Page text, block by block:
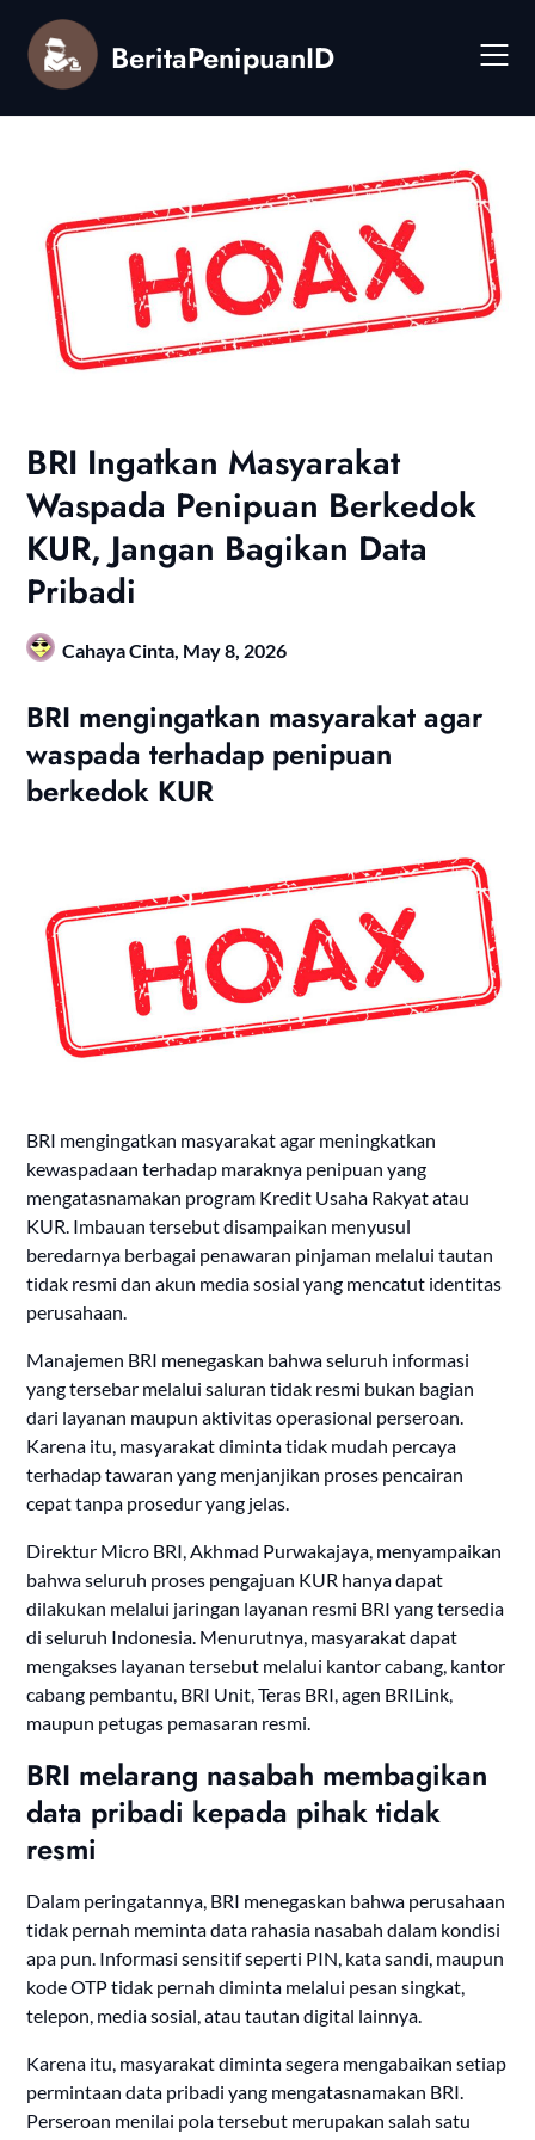
content
BeritaPenipuanID
BRI Ingatkan Masyarakat
Waspada Penipuan Berkedok
KUR, Jangan Bagikan Data
Pribadi
Cahaya Cinta, May 8, 2026
BRI mengingatkan masyarakat agar
waspada terhadap penipuan
berkedok KUR
BRI mengingatkan masyarakat agar meningkatkan
kewaspadaan terhadap maraknya penipuan yang
mengatasnamakan program Kredit Usaha Rakyat atau
KUR. Imbauan tersebut disampaikan menyusul
beredarnya berbagai penawaran pinjaman melalui tautan
tidak resmi dan akun media sosial yang mencatut identitas
perusahaan.
Manajemen BRI menegaskan bahwa seluruh informasi
yang tersebar melalui saluran tidak resmi bukan bagian
dari layanan maupun aktivitas operasional perseroan.
Karena itu, masyarakat diminta tidak mudah percaya
terhadap tawaran yang menjanjikan proses pencairan
cepat tanpa prosedur yang jelas.
Direktur Micro BRI, Akhmad Purwakajaya, menyampaikan
bahwa seluruh proses pengajuan KUR hanya dapat
dilakukan melalui jaringan layanan resmi BRI yang tersedia
di seluruh Indonesia. Menurutnya, masyarakat dapat
mengakses layanan tersebut melalui kantor cabang, kantor
cabang pembantu, BRI Unit, Teras BRI, agen BRILink,
maupun petugas pemasaran resmi.
BRI melarang nasabah membagikan
data pribadi kepada pihak tidak
resmi
Dalam peringatannya, BRI menegaskan bahwa perusahaan
tidak pernah meminta data rahasia nasabah dalam kondisi
apa pun. Informasi sensitif seperti PIN, kata sandi, maupun
kode OTP tidak pernah diminta melalui pesan singkat,
telepon, media sosial, atau tautan digital lainnya.
Karena itu, masyarakat diminta segera mengabaikan setiap
permintaan data pribadi yang mengatasnamakan BRI.
Perseroan menilai pola tersebut merupakan salah satu